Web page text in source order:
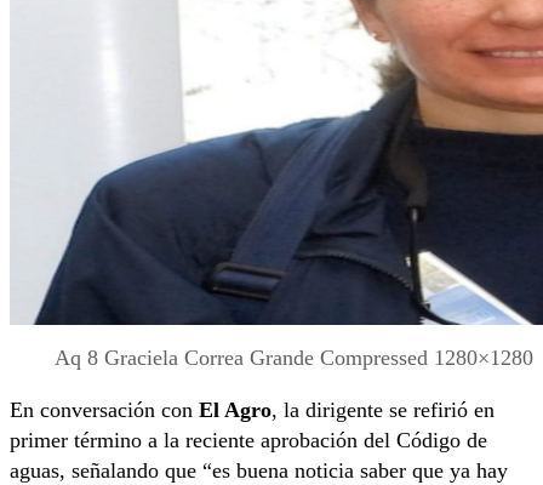
Aq 8 Graciela Correa Grande Compressed 1280×1280
En conversación con El Agro, la dirigente se refirió en
primer término a la reciente aprobación del Código de
aguas, señalando que “es buena noticia saber que ya hay